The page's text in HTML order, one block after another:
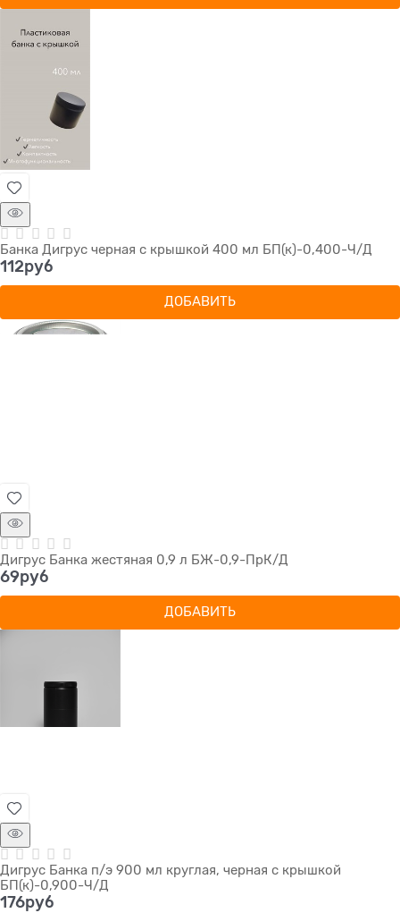
Банка Дигрус черная с крышкой 400 мл БП(к)-0,400-Ч/Д
112руб
ДОБАВИТЬ
Дигрус Банка жестяная 0,9 л БЖ-0,9-ПрК/Д
69руб
ДОБАВИТЬ
Дигрус Банка п/э 900 мл круглая, черная с крышкой
БП(к)-0,900-Ч/Д
176руб